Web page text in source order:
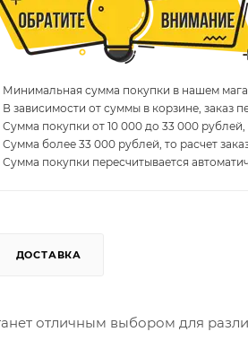
Минимальная сумма покупки в нашем
В зависимости от суммы в корзине, заказ
Сумма покупки от 10 000 до 33 000 рублей,
Сумма более 33 000 рублей, то расчет
Сумма покупки пересчитывается
ДОСТАВКА
отличным выбором для